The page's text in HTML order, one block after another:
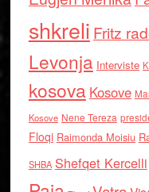
shkreli Fritz
Levonja Interviste
kosova Kosove
Kosove Nene Tereza
Floqi Raimonda Moisiu
SHBA Shefqet Kercelli